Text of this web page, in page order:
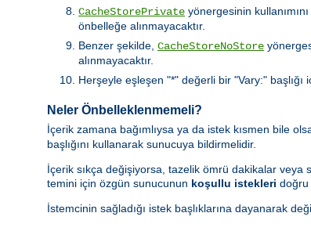
CacheStorePrivate yönergesinin
önbelleğe alınmayacaktır.
Benzer şekilde, CacheStoreNoStore
alınmayacaktır.
Herşeyle eşleşen "*" değerli bir "Vary:" başlığı
Neler Önbelleklenmemeli?
İçerik zamana bağımlıysa ya da istek kısmen bile
başlığını kullanarak sunucuya bildirmelidir.
İçerik sıkça değişiyorsa, tazelik ömrü dakikalar
temini için özgün sunucunun koşullu istekleri doğru
İstemcinin sağladığı istek başlıklarına dayanarak